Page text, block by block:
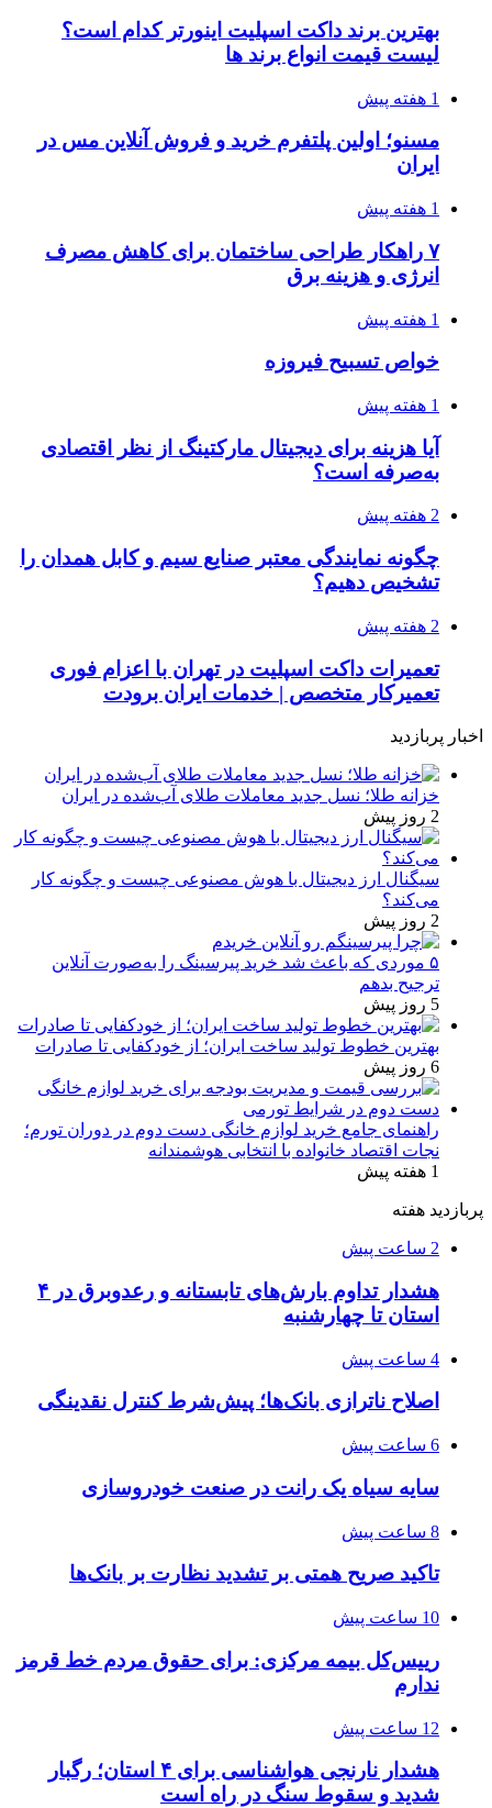
بهترین برند داکت اسپلیت اینورتر کدام است؟
لیست قیمت انواع برند ها
1 هفته پیش
مسنو؛ اولین پلتفرم خرید و فروش آنلاین مس در
ایران
1 هفته پیش
۷ راهکار طراحی ساختمان برای کاهش مصرف
انرژی و هزینه برق
1 هفته پیش
خواص تسبیح فیروزه
1 هفته پیش
آیا هزینه برای دیجیتال مارکتینگ از نظر اقتصادی
به‌صرفه است؟
2 هفته پیش
چگونه نمایندگی معتبر صنایع سیم و کابل همدان را
تشخیص دهیم؟
2 هفته پیش
تعمیرات داکت اسپلیت در تهران با اعزام فوری
تعمیرکار متخصص | خدمات ایران برودت
اخبار پربازدید
خزانه طلا؛ نسل جدید معاملات طلای آب‌شده در ایران
2 روز پیش
سیگنال ارز دیجیتال با هوش مصنوعی چیست و چگونه کار
می‌کند؟
2 روز پیش
۵ موردی که باعث شد خرید پیرسینگ را به‌صورت آنلاین
ترجیح بدهم
5 روز پیش
بهترین خطوط تولید ساخت ایران؛ از خودکفایی تا صادرات
6 روز پیش
راهنمای جامع خرید لوازم خانگی دست دوم در دوران تورم؛
نجات اقتصاد خانواده با انتخابی هوشمندانه
1 هفته پیش
پربازدید هفته
2 ساعت پیش
هشدار تداوم بارش‌های تابستانه و رعدوبرق در ۴
استان تا چهارشنبه
4 ساعت پیش
اصلاح ناترازی بانک‌ها؛ پیش‌شرط کنترل نقدینگی
6 ساعت پیش
سایه سیاه یک رانت در صنعت خودروسازی
8 ساعت پیش
تاکید صریح همتی بر تشدید نظارت بر بانک‌ها
10 ساعت پیش
رییس‌کل بیمه مرکزی: برای حقوق مردم خط قرمز
ندارم
12 ساعت پیش
هشدار نارنجی هواشناسی برای ۴ استان؛ رگبار
شدید و سقوط سنگ در راه است